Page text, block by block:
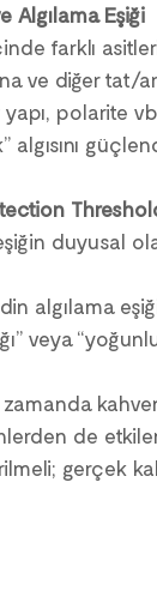
Algılama Eşiği
farklı
ve diğer tat/
yapı, polarite
algısını
duyusal
algılama
veya
zamanda
de
gerçek